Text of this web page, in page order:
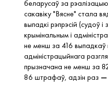
беларусаў за
сакавіку "Вясне" стала
выпадкі рэпрэсій (судоў
крымінальным і
не менш за 416 выпадкаў
адміністрацыйнага
прызначана не менш за
86 штрафаў, адзін раз —